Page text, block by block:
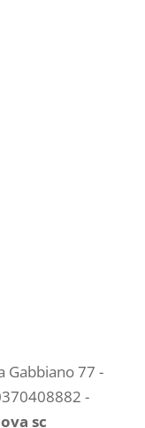
Gabbiano 77 -
-
sc